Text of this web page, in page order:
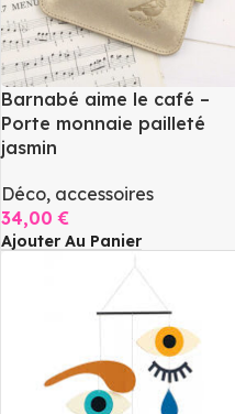
Barnabé aime le café –
Porte monnaie pailleté
jasmin
Déco, accessoires
34,00€
Ajouter Au Panier